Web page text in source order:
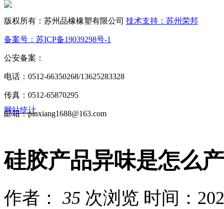
硅胶产品异味是怎么
作者： 35 次浏览 时间：
版权所有：苏州品橡橡塑有限公司 技术支持：苏州荣邦
备案号：苏ICP备19039298号-1
公安备案：
电话：0512-66350268/13625283328
传真：0512-65870295
邮箱：pinxiang1688@163.com
网站统计